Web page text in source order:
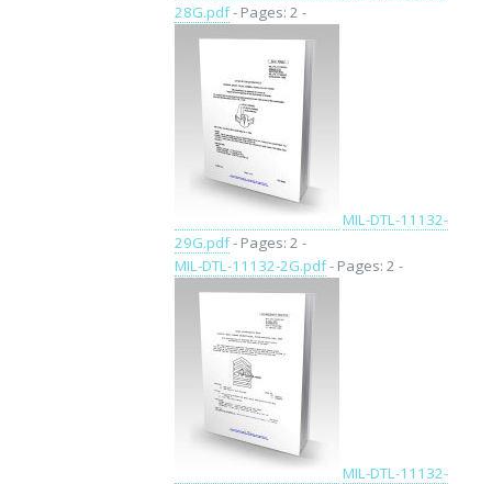
28G.pdf- Pages: 2 -
MIL-DTL-11132-
29G.pdf- Pages: 2 -
MIL-DTL-11132-2G.pdf- Pages: 2 -
MIL-DTL-11132-